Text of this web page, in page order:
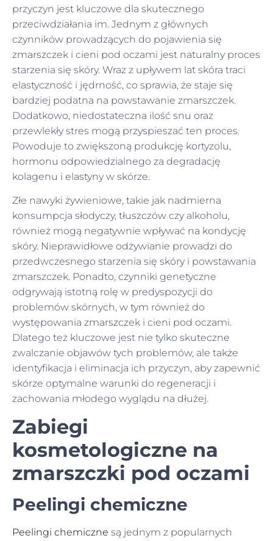
przyczyn jest kluczowe dla skutecznego
przeciwdziałania im. Jednym z głównych
czynników prowadzących do pojawienia się
zmarszczek i cieni pod oczami jest naturalny proces
starzenia się skóry. Wraz z upływem lat skóra traci
elastyczność i jędrność, co sprawia, że staje się
bardziej podatna na powstawanie zmarszczek.
Dodatkowo, niedostateczna ilość snu oraz
przewlekły stres mogą przyspieszać ten proces.
Powoduje to zwiększoną produkcję kortyzolu,
hormonu odpowiedzialnego za degradację
kolagenu i elastyny w skórze.
Złe nawyki żywieniowe, takie jak nadmierna
konsumpcja słodyczy, tłuszczów czy alkoholu,
również mogą negatywnie wpływać na kondycję
skóry. Nieprawidłowe odżywianie prowadzi do
przedwczesnego starzenia się skóry i powstawania
zmarszczek. Ponadto, czynniki genetyczne
odgrywają istotną rolę w predyspozycji do
problemów skórnych, w tym również do
występowania zmarszczek i cieni pod oczami.
Dlatego też kluczowe jest nie tylko skuteczne
zwalczanie objawów tych problemów, ale także
identyfikacja i eliminacja ich przyczyn, aby zapewnić
skórze optymalne warunki do regeneracji i
zachowania młodego wyglądu na dłużej.
Zabiegi
kosmetologiczne na
zmarszczki pod oczami
Peelingi chemiczne
Peelingi chemiczne są jednym z popularnych